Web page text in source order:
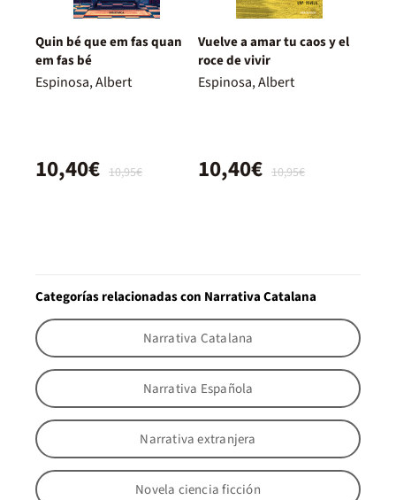
Quin bé que em fas quan
em fas bé
Espinosa, Albert
10,95€
10,40€
Vuelve a amar tu caos y el
roce de vivir
Espinosa, Albert
10,95€
10,40€
Categorías relacionadas con Narrativa Catalana
Narrativa Catalana
Narrativa Española
Narrativa extranjera
Novela ciencia ficción